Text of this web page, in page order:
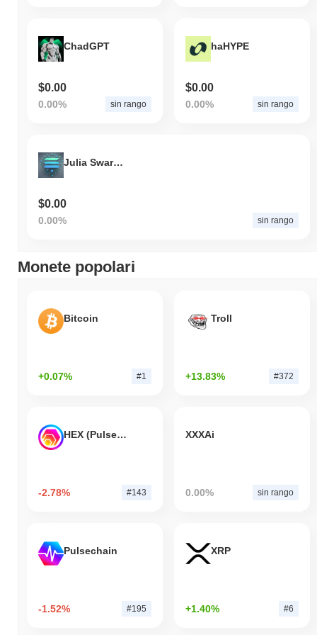
ChadGPT
$0.00
0.00% sin rango
haHYPE
$0.00
0.00% sin rango
Julia Swarm Syndicate
$0.00
0.00% sin rango
Monete popolari
Bitcoin
+0.07% #1
Troll
+13.83% #372
HEX (Pulsechain)
-2.78% #143
XXXAi
0.00% sin rango
Pulsechain
-1.52% #195
XRP
+1.40% #6